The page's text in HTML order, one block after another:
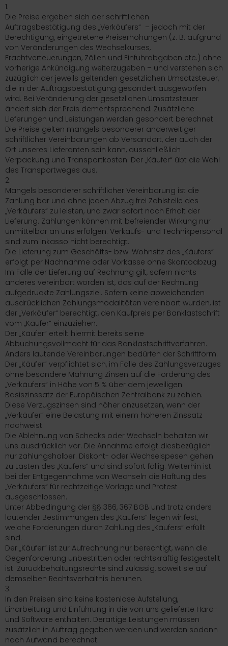
1.
Die Preise ergeben sich der schriftlichen
Auftragsbestätigung des „Verkäufers“ – jedoch mit der
Berechtigung, eingetretene Preiserhöhungen (z. B. aufgrund
von Veränderungen des Wechselkurses,
Frachtverteuerungen, Zöllen und Einfuhrabgaben etc.) ohne
vorherige Ankündigung weiterzugeben – und verstehen sich
zuzüglich der jeweils geltenden gesetzlichen Umsatzsteuer,
die in der Auftragsbestätigung gesondert ausgeworfen
wird. Bei Veränderung der gesetzlichen Umsatzsteuer
ändert sich der Preis dementsprechend. Zusätzliche
Lieferungen und Leistungen werden gesondert berechnet.
Die Preise gelten mangels besonderer anderweitiger
schriftlicher Vereinbarungen ab Versandort, der auch der
Ort unseres Lieferanten sein kann, ausschließlich
Verpackung und Transportkosten. Der „Käufer“ übt die Wahl
des Transportweges aus.
2.
Mangels besonderer schriftlicher Vereinbarung ist die
Zahlung bar und ohne jeden Abzug frei Zahlstelle des
„Verkäufers“ zu leisten, und zwar sofort nach Erhalt der
Lieferung. Zahlungen können mit befreiender Wirkung nur
unmittelbar an uns erfolgen. Verkaufs- und Technikpersonal
sind zum Inkasso nicht berechtigt.
Die Lieferung zum Geschäfts- bzw. Wohnsitz des „Käufers“
erfolgt per Nachnahme oder Vorkasse ohne Skontoabzug.
Im Falle der Lieferung auf Rechnung gilt, sofern nichts
anderes vereinbart worden ist, das auf der Rechnung
aufgedruckte Zahlungsziel. Sofern keine abweichenden
ausdrücklichen Zahlungsmodalitäten vereinbart wurden, ist
der „Verkäufer“ berechtigt, den Kaufpreis per Banklastschrift
vom „Käufer“ einzuziehen.
Der „Käufer“ erteilt hiermit bereits seine
Abbuchungsvollmacht für das Banklastschriftverfahren.
Anders lautende Vereinbarungen bedürfen der Schriftform.
Der „Käufer“ verpflichtet sich, im Falle des Zahlungsverzuges
ohne besondere Mahnung Zinsen auf die Forderung des
„Verkäufers“ in Höhe von 5 % über dem jeweiligen
Basiszinssatz der Europäischen Zentralbank zu zahlen.
Diese Verzugszinsen sind höher anzusetzen, wenn der
„Verkäufer“ eine Belastung mit einem höheren Zinssatz
nachweist.
Die Ablehnung von Schecks oder Wechseln behalten wir
uns ausdrücklich vor. Die Annahme erfolgt diesbezüglich
nur zahlungshalber. Diskont- oder Wechselspesen gehen
zu Lasten des „Käufers“ und sind sofort fällig. Weiterhin ist
bei der Entgegennahme von Wechseln die Haftung des
„Verkäufers“ für rechtzeitige Vorlage und Protest
ausgeschlossen.
Unter Abbedingung der §§ 366, 367 BGB und trotz anders
lautender Bestimmungen des „Käufers“ legen wir fest,
welche Forderungen durch Zahlung des „Käufers“ erfüllt
sind.
Der „Käufer“ ist zur Aufrechnung nur berechtigt, wenn die
Gegenforderung unbestritten oder rechtskräftig festgestellt
ist. Zurückbehaltungsrechte sind zulässig, soweit sie auf
demselben Rechtsverhältnis beruhen.
3.
In den Preisen sind keine kostenlose Aufstellung,
Einarbeitung und Einführung in die von uns gelieferte Hard-
und Software enthalten. Derartige Leistungen müssen
zusätzlich in Auftrag gegeben werden und werden sodann
nach Aufwand berechnet.